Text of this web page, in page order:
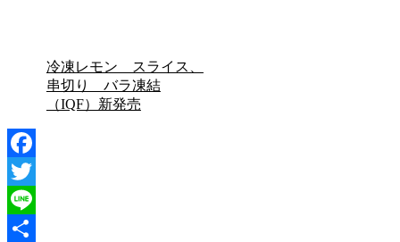
冷凍レモン スライス、
串切り バラ凍結
（IQF）新発売
Facebook
Twitter
Line